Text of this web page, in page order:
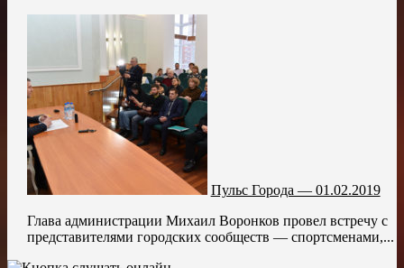
Пульс Города — 01.02.2019
Глава администрации Михаил Воронков провел встречу с
представителями городских сообществ — спортсменами,...